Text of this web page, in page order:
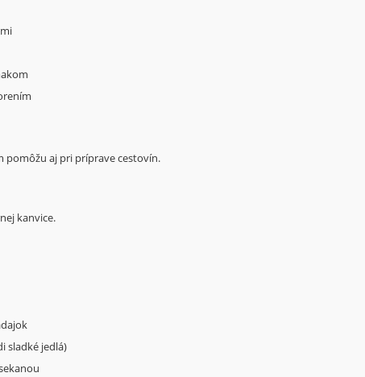
pomôžu aj pri príprave cestovín.
kanvice.
sladké jedlá)